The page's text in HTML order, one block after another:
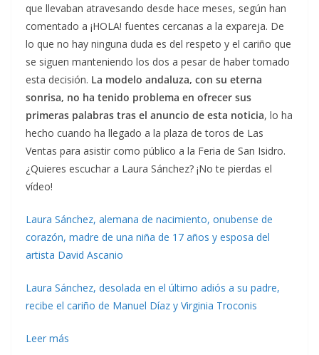
que llevaban atravesando desde hace meses, según han
comentado a ¡HOLA! fuentes cercanas a la expareja. De
lo que no hay ninguna duda es del respeto y el cariño que
se siguen manteniendo los dos a pesar de haber tomado
esta decisión. La modelo andaluza, con su eterna
sonrisa, no ha tenido problema en ofrecer sus
primeras palabras tras el anuncio de esta noticia, lo ha
hecho cuando ha llegado a la plaza de toros de Las
Ventas para asistir como público a la Feria de San Isidro.
¿Quieres escuchar a Laura Sánchez? ¡No te pierdas el
vídeo!
Laura Sánchez, alemana de nacimiento, onubense de
corazón, madre de una niña de 17 años y esposa del
artista David Ascanio
Laura Sánchez, desolada en el último adiós a su padre,
recibe el cariño de Manuel Díaz y Virginia Troconis
Leer más